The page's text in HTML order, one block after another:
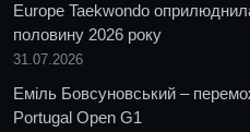
Europe Taekwondo
половину 2026 року
31.07.2026
Еміль Бовсуновський –
Portugal Open G1